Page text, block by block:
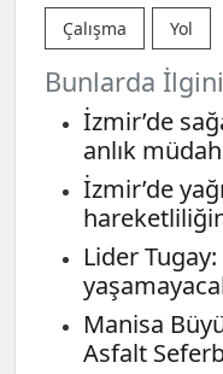
Çalışma Yol
Bunlarda
İzmir’de
anlık
İzmir’de
Lider
Manisa
Asfalt